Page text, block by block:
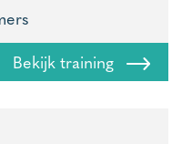
Bekijk training